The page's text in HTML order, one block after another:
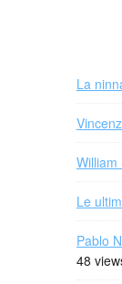
La
William
Le
Pablo
48